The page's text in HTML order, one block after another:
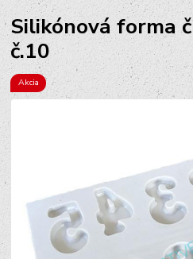
Silikónová forma
č.10
Akcia